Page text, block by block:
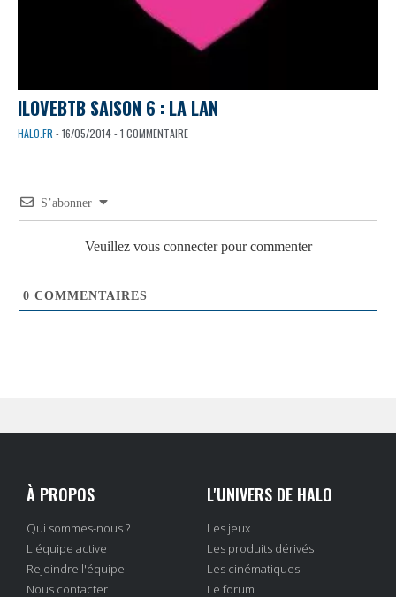
ILOVEBTB SAISON 6 : LA LAN
HALO.FR - 16/05/2014 - 1 COMMENTAIRE
S’abonner
Veuillez vous connecter pour commenter
0 COMMENTAIRES
À PROPOS
Qui sommes-nous ?
L'équipe active
Rejoindre l'équipe
Nous contacter
L'UNIVERS DE HALO
Les jeux
Les produits dérivés
Les cinématiques
Le forum